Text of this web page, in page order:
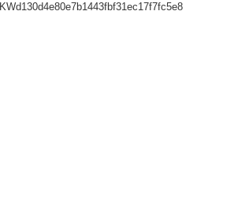
KWd130d4e80e7b1443fbf31ec17f7fc5e8